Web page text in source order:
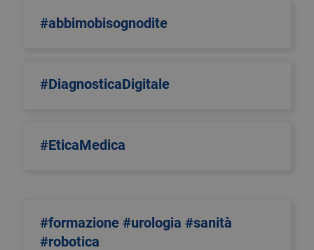
#abbimobisognodite
#DiagnosticaDigitale
#EticaMedica
#formazione #urologia #sanità
#robotica